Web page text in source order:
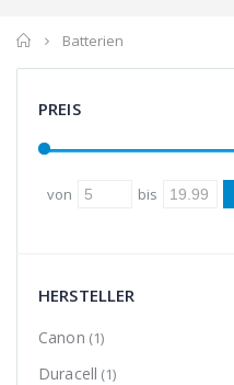
Home
Batterien
PREIS
von bis
HERSTELLER
Canon (1)
Duracell (1)